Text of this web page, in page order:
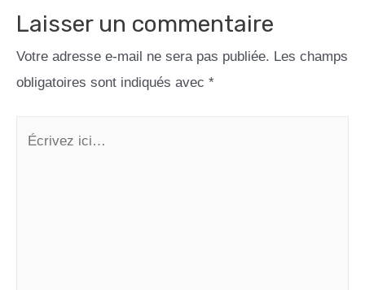
Laisser un commentaire
Votre adresse e-mail ne sera pas publiée. Les champs
obligatoires sont indiqués avec *